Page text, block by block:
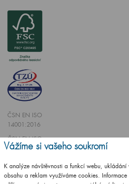
ČSN EN ISO
14001:2016
ČSN EN ISO
9001:2016
Vážíme si vašeho soukromí
K analýze návštěvnosti a funkcí webu,
obsahu a reklam využíváme cookies.